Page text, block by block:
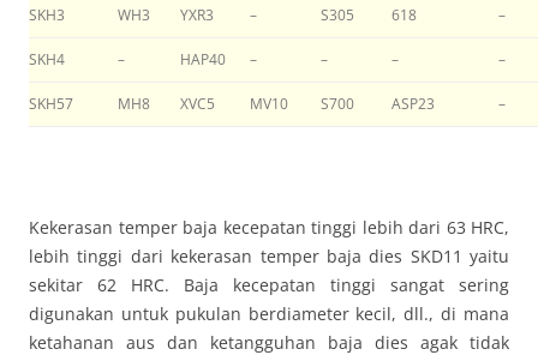
SKH3 WH3 YXR3 – S305 618 –
SKH4 – HAP40 – – – –
SKH57 MH8 XVC5 MV10 S700 ASP23 –
Kekerasan temper baja kecepatan tinggi lebih dari 63 HRC,
lebih tinggi dari kekerasan temper baja dies SKD11 yaitu
sekitar 62 HRC. Baja kecepatan tinggi sangat sering
digunakan untuk pukulan berdiameter kecil, dll., di mana
ketahanan aus dan ketangguhan baja dies agak tidak